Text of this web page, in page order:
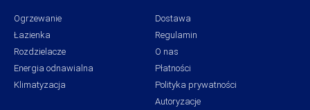
Ogrzewanie
Łazienka
Rozdzielacze
Energia odnawialna
Klimatyzacja
Dostawa
Regulamin
O nas
Płatności
Polityka prywatności
Autoryzacje